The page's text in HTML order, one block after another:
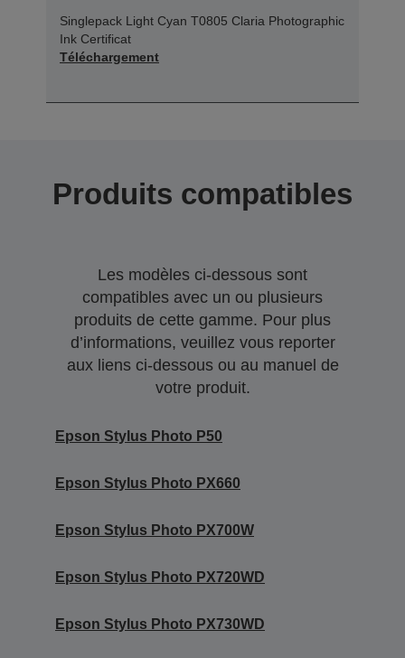
Singlepack Light Cyan T0805 Claria Photographic
Ink Certificat
Téléchargement
Produits compatibles
Les modèles ci-dessous sont
compatibles avec un ou plusieurs
produits de cette gamme. Pour plus
d’informations, veuillez vous reporter
aux liens ci-dessous ou au manuel de
votre produit.
Epson Stylus Photo P50
Epson Stylus Photo PX660
Epson Stylus Photo PX700W
Epson Stylus Photo PX720WD
Epson Stylus Photo PX730WD